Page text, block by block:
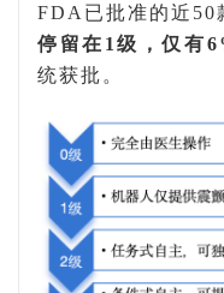
FDA 已批准的近 50
停留在 1 级，仅有
统获批。